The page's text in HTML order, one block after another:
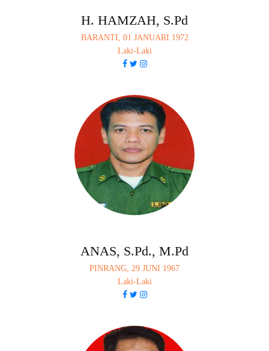
H. HAMZAH, S.Pd
BARANTI, 01 JANUARI 1972
Laki-Laki
ANAS, S.Pd., M.Pd
PINRANG, 29 JUNI 1967
Laki-Laki